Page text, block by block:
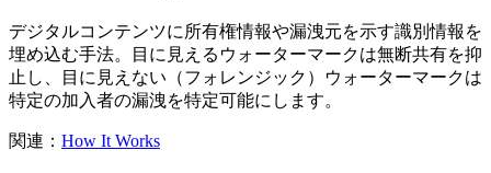
デジタルコンテンツに所有権情報や漏洩元を示す識別情報を
埋め込む手法。目に見えるウォーターマークは無断共有を抑
止し、目に見えない（フォレンジック）ウォーターマークは
特定の加入者の漏洩を特定可能にします。
関連： How It Works